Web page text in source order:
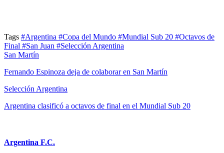
Tags #Argentina #Copa del Mundo #Mundial Sub 20 #Octavos de
Final #San Juan #Selección Argentina
San Martín
Fernando Espinoza deja de colaborar en San Martín
Selección Argentina
Argentina clasificó a octavos de final en el Mundial Sub 20
Argentina F.C.